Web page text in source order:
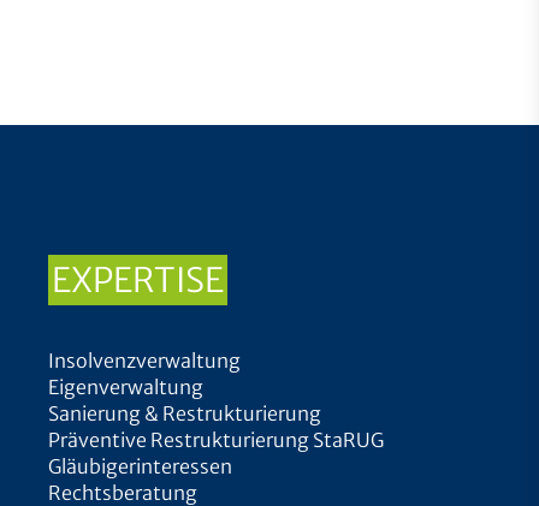
EXPERTISE
Insolvenzverwaltung
Eigenverwaltung
Sanierung & Restrukturierung
Präventive Restrukturierung StaRUG
Gläubigerinteressen
Rechtsberatung